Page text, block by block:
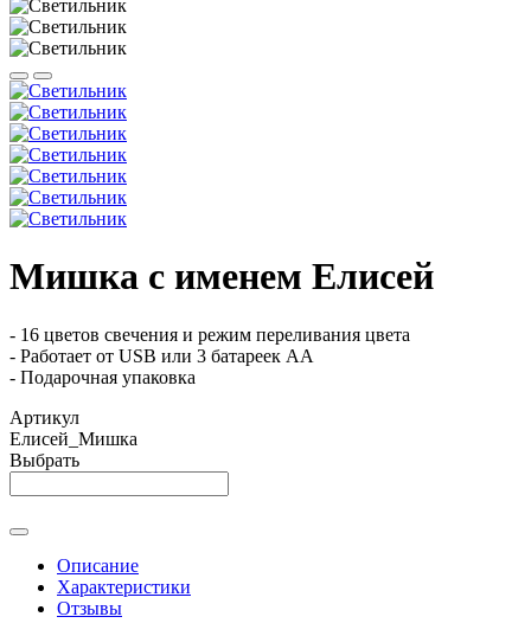
Мишка с именем Елисей
- 16 цветов свечения и режим переливания цвета
- Работает от USB или 3 батареек АА
- Подарочная упаковка
Артикул
Елисей_Мишка
Выбрать
Описание
Характеристики
Отзывы